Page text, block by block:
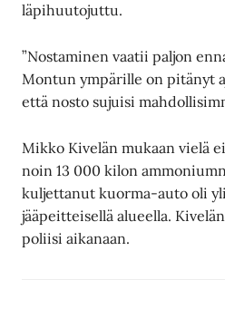
läpihuutojuttu.
”Nostaminen vaatii paljon
Montun ympärille on pitänyt
että nosto sujuisi
Mikko Kivelän mukaan vielä
noin 13 000 kilon
kuljettanut kuorma-auto oli
jääpeitteisellä alueella.
poliisi aikanaan.